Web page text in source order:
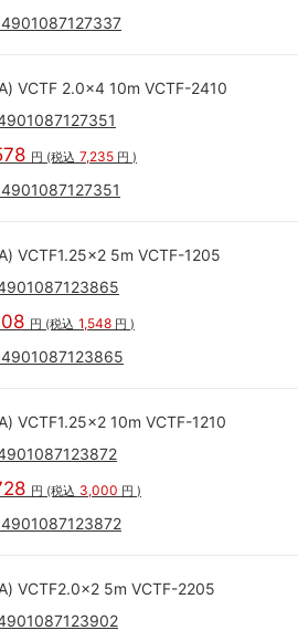
4901087127337
VCTF 2.0×4 10m VCTF-2410
円 (税込 7,235 円 )
4901087127351
VCTF1.25×2 5m VCTF-1205
円 (税込 1,548 円 )
4901087123865
VCTF1.25×2 10m VCTF-1210
円 (税込 3,000 円 )
4901087123872
VCTF2.0×2 5m VCTF-2205